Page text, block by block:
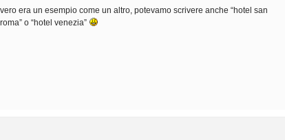
era un esempio come un altro, potevamo scrivere anche “hotel san
o “hotel venezia”